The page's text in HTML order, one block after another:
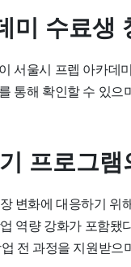
미 수료생
서울시 프렙 아카데
통해 확인할 수 있
프로그
변화에 대응하기 위
역량 강화가 포함됐
전 과정을 지원받